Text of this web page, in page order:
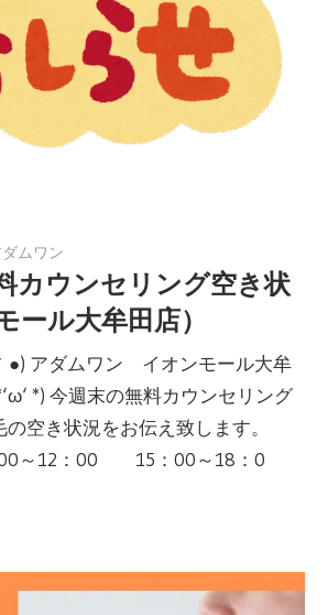
ムワン
カウンセリング空き状
ール大牟田店）
●) アダムワン イオンモール大牟
*) 今週末の無料カウンセリング
空き状況をお伝え致します。
00～12：00 15：00～18：0